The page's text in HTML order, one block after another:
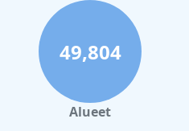
49,804
Alueet